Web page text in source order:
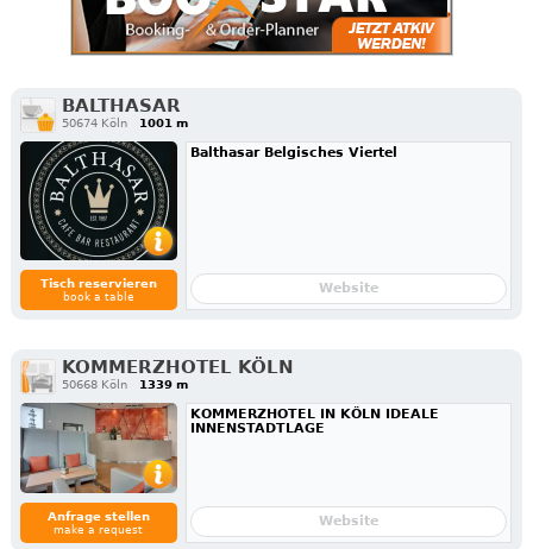
BALTHASAR
50674 Köln 1001 m
Tisch reservieren
book a table
Balthasar Belgisches Viertel
Website
KOMMERZHOTEL KÖLN
50668 Köln 1339 m
Anfrage stellen
make a request
KOMMERZHOTEL IN KÖLN IDEALE
INNENSTADTLAGE
Website